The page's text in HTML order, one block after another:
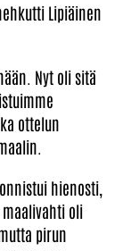
Lipiäinen
Nyt oli sitä
ottelun
hienosti,
oli
pirun